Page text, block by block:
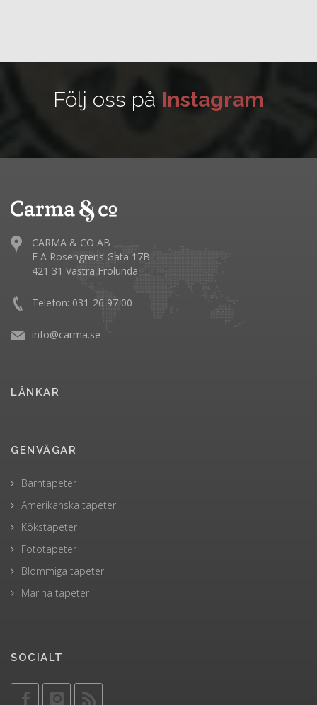
Följ oss på Instagram
CARMA & CO AB
E A Rosengrens Gata 17B
421 31 Västra Frölunda
Telefon: 031-26 97 00
info@carma.se
LÄNKAR
GENVÄGAR
Barntapeter
Amerikanska tapeter
Kökstapeter
Fototapeter
Blommiga tapeter
Marina tapeter
SOCIALT